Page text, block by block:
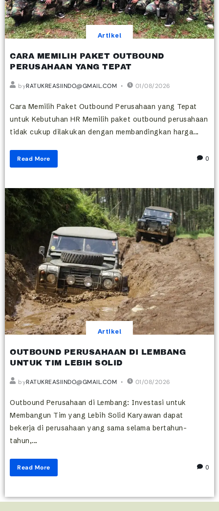
Artikel
CARA MEMILIH PAKET OUTBOUND
PERUSAHAAN YANG TEPAT
byRATUKREASIINDO@GMAIL.COM 01/08/2026
Cara Memilih Paket Outbound Perusahaan yang Tepat
untuk Kebutuhan HR Memilih paket outbound perusahaan
tidak cukup dilakukan dengan membandingkan harga...
Read More 0
Artikel
OUTBOUND PERUSAHAAN DI LEMBANG
UNTUK TIM LEBIH SOLID
byRATUKREASIINDO@GMAIL.COM 01/08/2026
Outbound Perusahaan di Lembang: Investasi untuk
Membangun Tim yang Lebih Solid Karyawan dapat
bekerja di perusahaan yang sama selama bertahun-
tahun,...
Read More 0